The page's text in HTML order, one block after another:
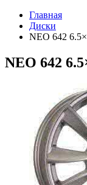
Главная
Диски
NEO 642
NEO 642